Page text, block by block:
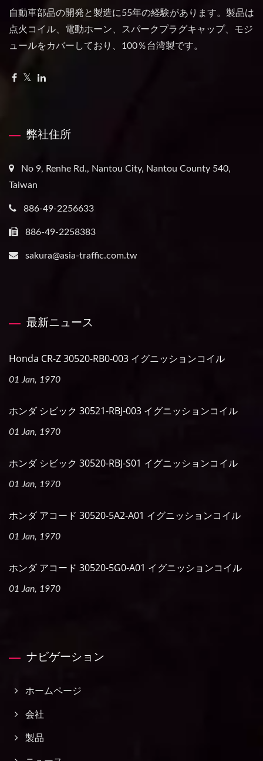
自動車部品の開発と製造に55年の経験があります。製品は
点火コイル、電動ホーン、スパークプラグキャップ、モジ
ュールをカバーしており、100％台湾製です。
弊社住所
No 9, Renhe Rd., Nantou City, Nantou County 540,
Taiwan
886-49-2256633
886-49-2258383
sakura@asia-traffic.com.tw
最新ニュース
Honda CR-Z 30520-RB0-003 イグニッションコイル
01 Jan, 1970
ホンダ シビック 30521-RBJ-003 イグニッションコイル
01 Jan, 1970
ホンダ シビック 30520-RBJ-S01 イグニッションコイル
01 Jan, 1970
ホンダ アコード 30520-5A2-A01 イグニッションコイル
01 Jan, 1970
ホンダ アコード 30520-5G0-A01 イグニッションコイル
01 Jan, 1970
ナビゲーション
ホームページ
会社
製品